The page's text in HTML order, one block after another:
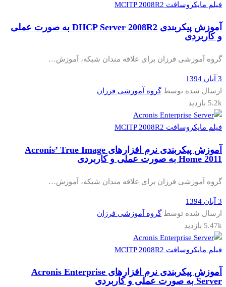
فیلم مایکروسافت MCITP 2008R2
آموزش پیکربندی DHCP Server 2008R2 به صورت عملی
و کاربردی
گروه آموزشی فرزان برای علاقه مندان شبکه، آموزش…
3 آبان 1394
ارسال شده توسطگروه آموزشی فرزان
5.2k بازدید
فیلم مایکروسافت MCITP 2008R2
آموزش پیکربندی نرم افزارهای Acronis’ True Image
Home 2011 به صورت عملی و کاربردی
گروه آموزشی فرزان برای علاقه مندان شبکه، آموزش…
3 آبان 1394
ارسال شده توسطگروه آموزشی فرزان
5.47k بازدید
فیلم مایکروسافت MCITP 2008R2
آموزش پیکربندی نرم افزارهای Acronis Enterprise
Server به صورت عملی و کاربردی